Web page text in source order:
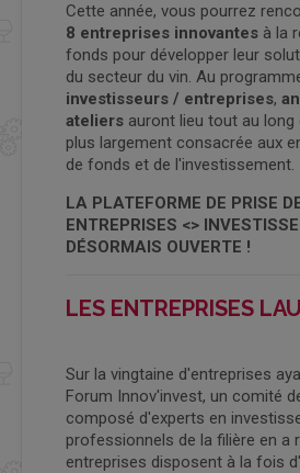
Cette année, vous pourrez
8 entreprises innovantes à la
fonds pour développer leur
du secteur du vin. Au
investisseurs / entreprises,
ateliers auront lieu tout au long
plus largement consacrée aux
de fonds et de l'investissement.
LA PLATEFORME DE PRISE
ENTREPRISES <>
DÉSORMAIS OUVERTE !
LES ENTREPRISES
Sur la vingtaine d'entreprises
Forum Innov'invest, un comité
composé d'experts en
professionnels de la filière en a
entreprises disposent à la fois